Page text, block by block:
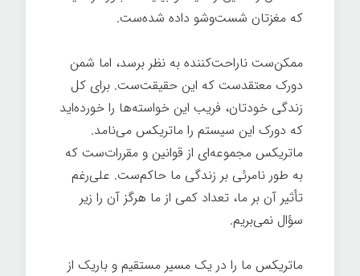
که مغزتان شست‌وشو داده شده‌ست.
ممکن‌ست ناراحت‌کننده به نظر برسد، اما شمن
دورک معتقدست که این حقیقت‌ست. برای کل
زندگی خودتان، فریب این خواسته‌ها را خورده‌اید
که دورک این سیستم را ماتریکس می‌نامد.
ماتریکس مجموعه‌ای از قوانین و مقررات‌ست که
به طور نامرئی بر زندگی ما حاکم‌ست. علی‌رغم
تأثیر آن بر ما، تعداد کمی از ما هرگز آن را زیر
سؤال نمی‌بریم.
ماتریکس ما را در یک مسیر مستقیم و باریک از